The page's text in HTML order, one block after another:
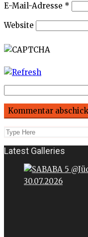
E-Mail-Adresse *
Website
Latest Galleries